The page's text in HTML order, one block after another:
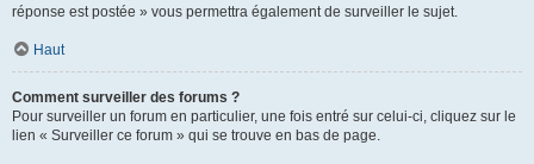
réponse est postée » vous permettra également de surveiller le sujet.
Haut
Comment surveiller des forums ?
Pour surveiller un forum en particulier, une fois entré sur celui-ci, cliquez sur le
lien « Surveiller ce forum » qui se trouve en bas de page.